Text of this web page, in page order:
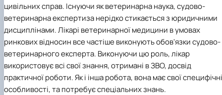
цивільних справ. Існуючи як ветеринарна наука, судово-
ветеринарна експертиза нерідко стикається з юридичними
дисциплінами. Лікарі ветеринарної медицини в умовах
ринкових відносин все частіше виконують обов'язки судово-
ветеринарного експерта. Виконуючи цю роль, лікар
використовує всі свої знання, отримані в ЗВО, досвід
практичної роботи. Як і інша робота, вона має свої специфічні
особливості, та потребує спеціальних знань.